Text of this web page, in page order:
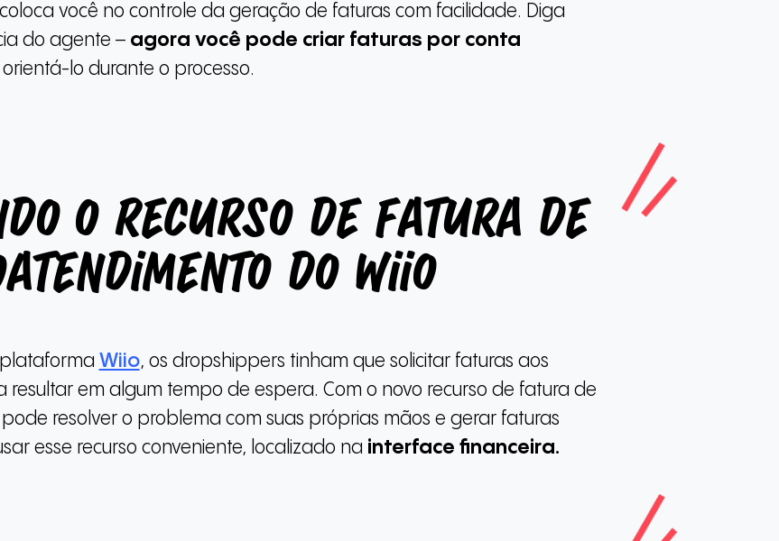
você no controle da geração de faturas com facilidade. Diga
do agente – agora você pode criar faturas por conta
lo durante o processo.
o recurso de fatura de
do Wiio
Wiio, os dropshippers tinham que solicitar faturas aos
resultar em algum tempo de espera. Com o novo recurso de fatura de
resolver o problema com suas próprias mãos e gerar faturas
esse recurso conveniente, localizado na interface financeira.